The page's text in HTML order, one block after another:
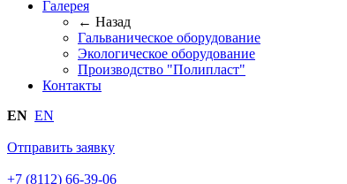
Галерея
← Назад
Гальваническое оборудование
Экологическое оборудование
Производство "Полипласт"
Контакты
EN EN
Отправить заявку
+7 (8112) 66-39-06